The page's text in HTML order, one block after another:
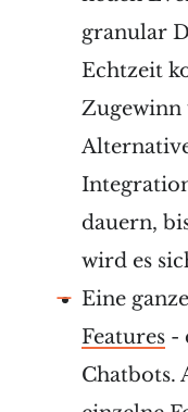
granular
Echtzeit
Zugewinn
dauern,
wird es
Eine
Features -
Chatbots.